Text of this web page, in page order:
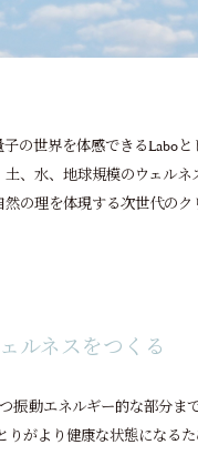
の世界を体感できるLaboと
、水、地球規模のウェルネ
の理を体現する次世代のク
ルネスをつくる
動エネルギー的な部分ま
がより健康な状態になるた